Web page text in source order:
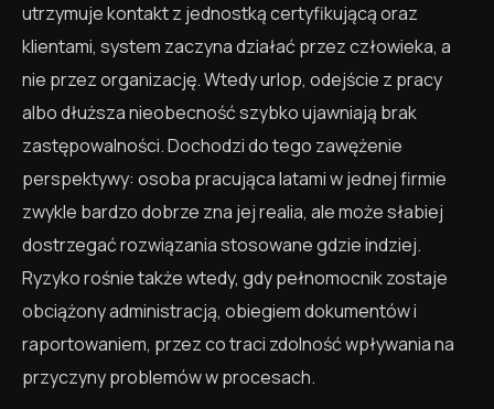
utrzymuje kontakt z jednostką certyfikującą oraz
klientami, system zaczyna działać przez człowieka, a
nie przez organizację. Wtedy urlop, odejście z pracy
albo dłuższa nieobecność szybko ujawniają brak
zastępowalności. Dochodzi do tego zawężenie
perspektywy: osoba pracująca latami w jednej firmie
zwykle bardzo dobrze zna jej realia, ale może słabiej
dostrzegać rozwiązania stosowane gdzie indziej.
Ryzyko rośnie także wtedy, gdy pełnomocnik zostaje
obciążony administracją, obiegiem dokumentów i
raportowaniem, przez co traci zdolność wpływania na
przyczyny problemów w procesach.